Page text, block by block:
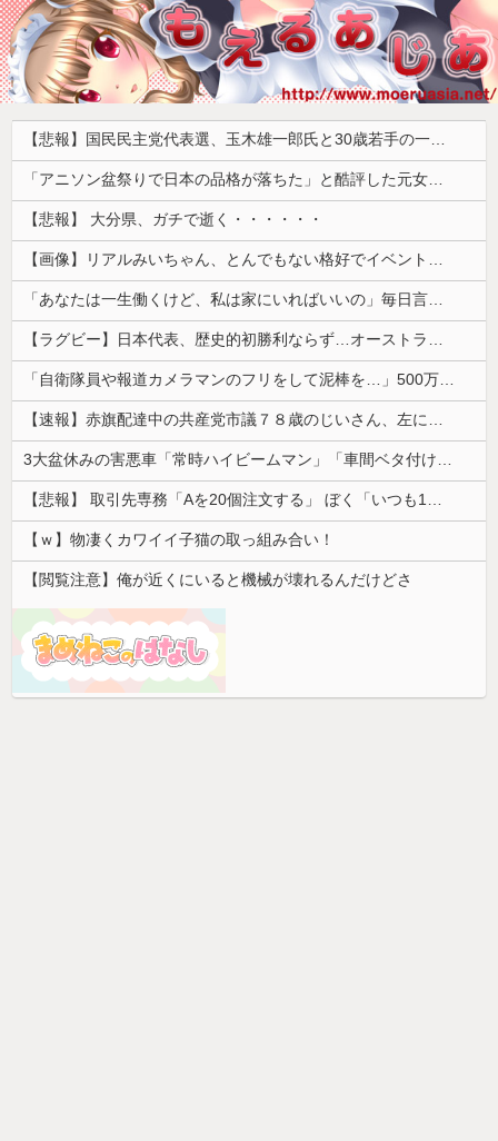
【悲報】国民民主党代表選、玉木雄一郎氏と30歳若手の一騎打ちへ → 榛葉幹事長の不出馬にネットで疑問噴出 ｗｗｗｗｗｗｗｗｗｗｗｗｗｗｗ
「アニソン盆祭りで日本の品格が落ちた」と酷評した元女優、「あんたが品格を語るのかよ！」と総ツッコミを食らってしまい……
【悲報】 大分県、ガチで逝く・・・・・・
【画像】リアルみいちゃん、とんでもない格好でイベント出演するwwwwwwwwww
「あなたは一生働くけど、私は家にいればいいの」毎日言われた20歳がついに返した一言…
【ラグビー】日本代表、歴史的初勝利ならず…オーストラリアに逆転負け ８戦全敗
「自衛隊員や報道カメラマンのフリをして泥棒を…」500万円分の預金通帳を盗まれた高齢女性が明かす被害！
【速報】赤旗配達中の共産党市議７８歳のじいさん、左に寄りすぎたか車で民家当て逃げ
3大盆休みの害悪車「常時ハイビームマン」「車間ベタ付けマン」「法定速度絶対遵守マン」
【悲報】 取引先専務「Aを20個注文する」 ぼく「いつも1～2個しか使わないけど本当に20であってる？」 取専「あってる」→結果『こう』なったんだが...
【ｗ】物凄くカワイイ子猫の取っ組み合い！
【閲覧注意】俺が近くにいると機械が壊れるんだけどさ